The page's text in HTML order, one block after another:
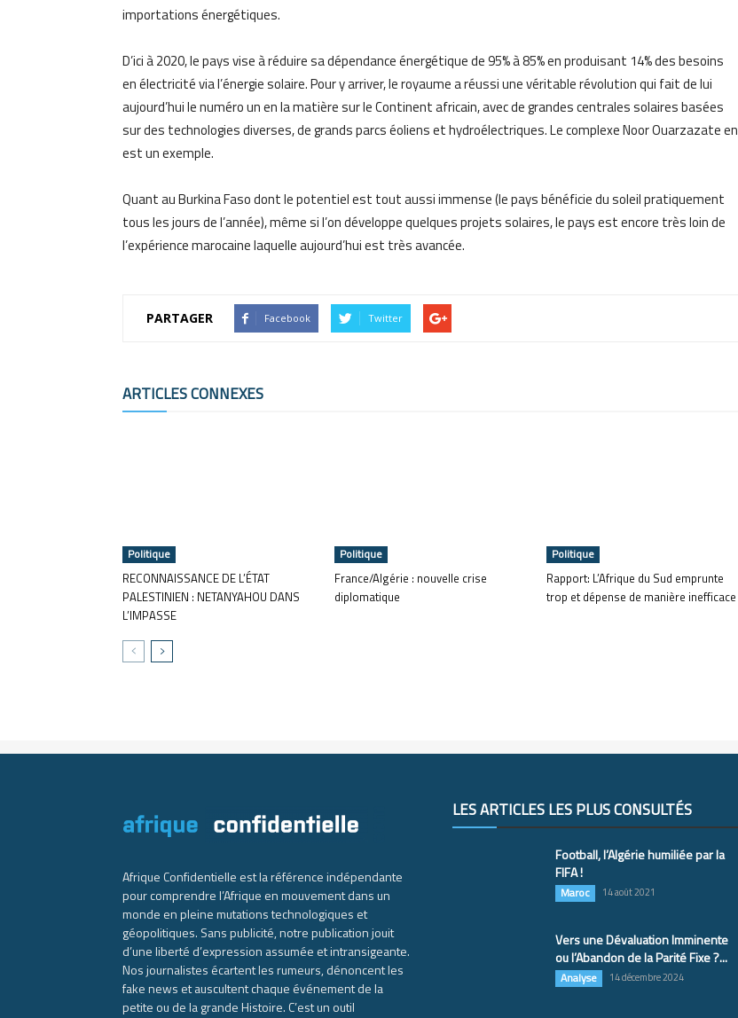
importations énergétiques.
D’ici à 2020, le pays vise à réduire sa dépendance énergétique de 95% à 85% en produisant 14% des besoins
en électricité via l’énergie solaire. Pour y arriver, le royaume a réussi une véritable révolution qui fait de lui
aujourd’hui le numéro un en la matière sur le Continent africain, avec de grandes centrales solaires basées
sur des technologies diverses, de grands parcs éoliens et hydroélectriques. Le complexe Noor Ouarzazate en
est un exemple.
Quant au Burkina Faso dont le potentiel est tout aussi immense (le pays bénéficie du soleil pratiquement
tous les jours de l’année), même si l’on développe quelques projets solaires, le pays est encore très loin de
l’expérience marocaine laquelle aujourd’hui est très avancée.
PARTAGER Facebook Twitter
ARTICLES CONNEXES
Politique
RECONNAISSANCE DE L’ÉTAT
PALESTINIEN : NETANYAHOU DANS
L’IMPASSE
Politique
France/Algérie : nouvelle crise
diplomatique
Politique
Rapport: L’Afrique du Sud emprunte
trop et dépense de manière inefficace
Afrique Confidentielle est la référence indépendante
pour comprendre l’Afrique en mouvement dans un
monde en pleine mutations technologiques et
géopolitiques. Sans publicité, notre publication jouit
d’une liberté d’expression assumée et intransigeante.
Nos journalistes écartent les rumeurs, dénoncent les
fake news et auscultent chaque événement de la
petite ou de la grande Histoire. C’est un outil
LES ARTICLES LES PLUS CONSULTÉS
Football, l’Algérie humiliée par la
FIFA !
Maroc 14 août 2021
Vers une Dévaluation Imminente
ou l’Abandon de la Parité Fixe ?...
Analyse 14 décembre 2024